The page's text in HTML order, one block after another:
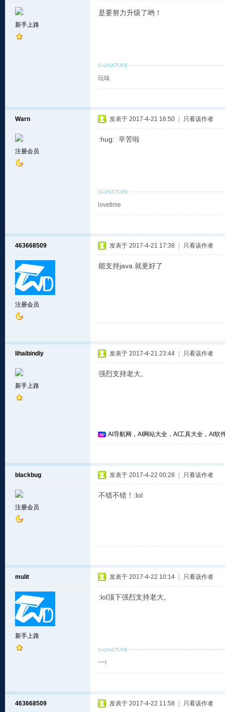
新手上路
是要努力升级了哟！
玩味
Warn
注册会员
发表于 2017-4-21 16:50 只看该作者
:hug: 辛苦啦
lovetime
463668509
注册会员
发表于 2017-4-21 17:38 只看该作者
能支持java 就更好了
lihaibindiy
新手上路
发表于 2017-4-21 23:44 只看该作者
强烈支持老大。
AI导航网，AI网站大全，AI工具大全，AI软
blackbug
注册会员
发表于 2017-4-22 00:28 只看该作者
不错不错！:lol
mulit
新手上路
发表于 2017-4-22 10:14 只看该作者
:lol顶下强烈支持老大。
~~!
463668509 发表于 2017-4-22 11:58 只看该作者